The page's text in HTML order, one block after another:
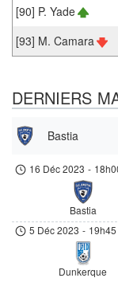
[90] P. Yade
[93] M. Camara
DERNIERS
Bastia
16 Déc 2023 -
Bastia
5 Déc 2023 - 19h45
Dunkerque